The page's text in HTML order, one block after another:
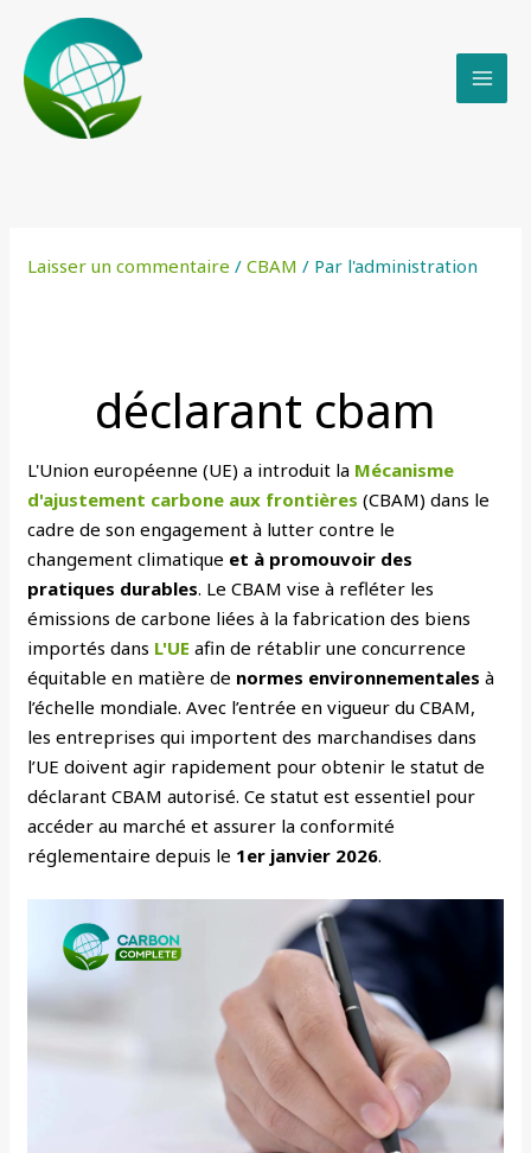
content
Laisser un commentaire /CBAM / Par l'administration
déclarant cbam
L'Union européenne (UE) a introduit la Mécanisme
d'ajustement carbone aux frontières (CBAM) dans le
cadre de son engagement à lutter contre le
changement climatique et à promouvoir des
pratiques durables. Le CBAM vise à refléter les
émissions de carbone liées à la fabrication des biens
importés dans L'UE afin de rétablir une concurrence
équitable en matière de normes environnementales à
l’échelle mondiale.Avec l’entrée en vigueur du CBAM,
les entreprises qui importent des marchandises dans
l’UE doivent agir rapidement pour obtenir le statut de
déclarant CBAM autorisé. Ce statut est essentiel pour
accéder au marché et assurer la conformité
réglementaire depuis le 1er janvier 2026.